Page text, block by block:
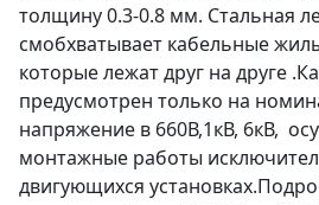
толщину 0.3-0.8 мм. Стальная
смобхватывает кабельные
которые лежат друг на друге
предусмотрен только на
напряжение в 660В,1кВ, 6кВ,
монтажные работы
двигующихся